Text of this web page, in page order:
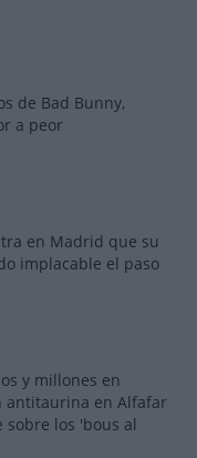
de Bad Bunny,
a peor
en Madrid que su
implacable el paso
y millones en
antitaurina en Alfafar
sobre los 'bous al